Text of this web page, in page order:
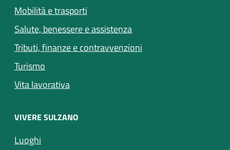
Mobilità e trasporti
Salute, benessere e assistenza
Tributi, finanze e contravvenzioni
Turismo
Vita lavorativa
VIVERE SULZANO
Luoghi